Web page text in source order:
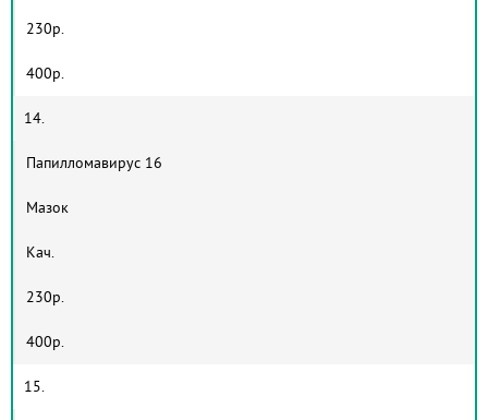
230р.
400р.
14.
Папилломавирус 16
Мазок
Кач.
230р.
400р.
15.